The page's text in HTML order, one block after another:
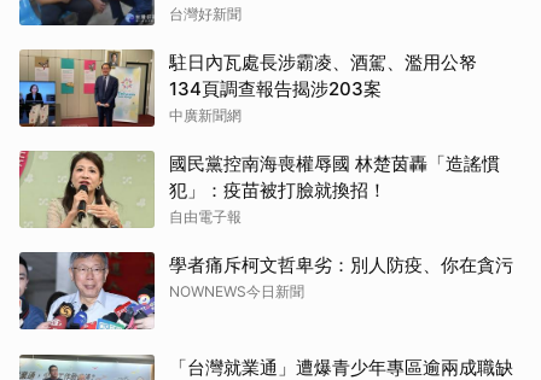
台灣好新聞
駐日內瓦處長涉霸凌、酒駕、濫用公帑
134頁調查報告揭涉203案
中廣新聞網
國民黨控南海喪權辱國 林楚茵轟「造謠慣
犯」：疫苗被打臉就換招！
自由電子報
學者痛斥柯文哲卑劣：別人防疫、你在貪污
NOWNEWS今日新聞
「台灣就業通」遭爆青少年專區逾兩成職缺